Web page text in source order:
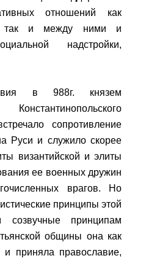
отношений как
так и между ними и
надстройки,
в 988г. князем
сопротивление
Руси и служило скорее
византийской и элиты
ее военных дружин
врагов. Но
принципы этой
созвучные принципам
общины она как
приняла православие,